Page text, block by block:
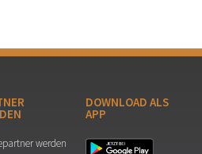
werden
DOWNLOAD ALS
APP